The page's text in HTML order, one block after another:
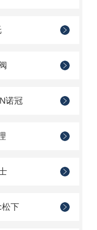
诺冠
松下